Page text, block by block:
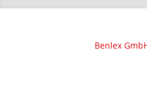
Benlex